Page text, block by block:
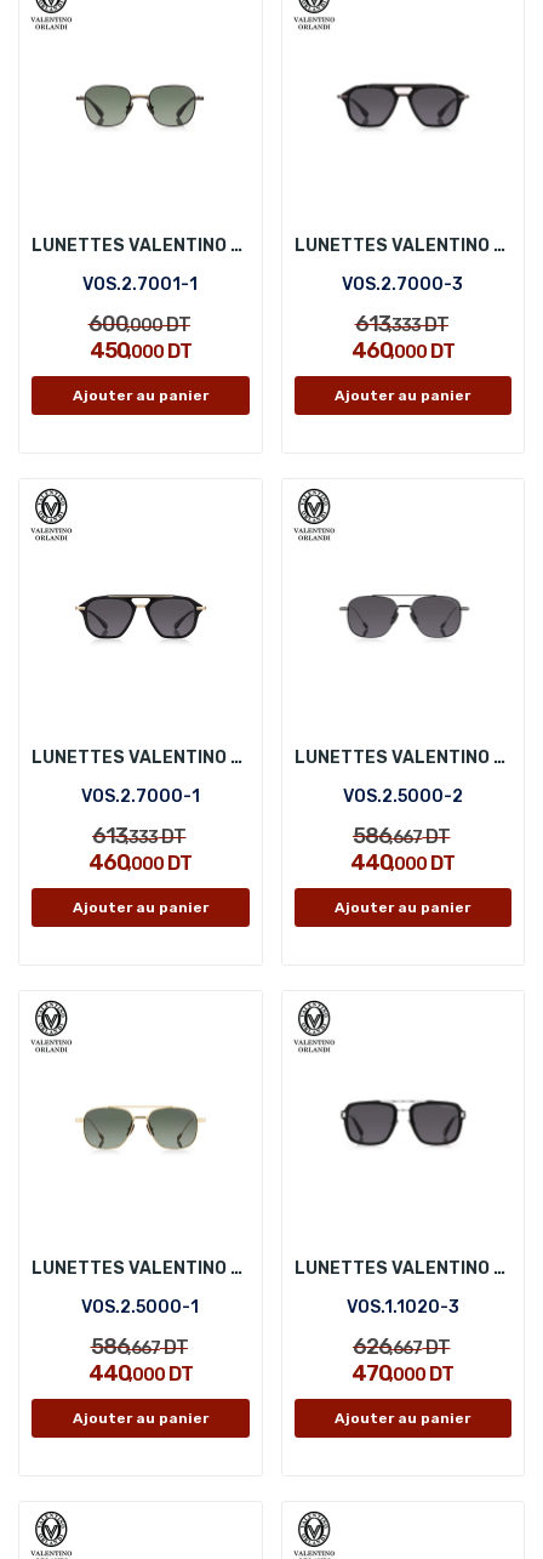
LUNETTES VALENTINO ORLANDI VOS.2.7001-1
VOS.2.7001-1
600,000DT
450,000DT
Ajouter au panier
LUNETTES VALENTINO ORLANDI VOS.2.7000-3
VOS.2.7000-3
613,333DT
460,000DT
Ajouter au panier
LUNETTES VALENTINO ORLANDI VOS.2.7000-1
VOS.2.7000-1
613,333DT
460,000 DT
Ajouter au panier
LUNETTES VALENTINO ORLANDI VOS.2.5000-2
VOS.2.5000-2
586,667DT
440,000 DT
Ajouter au panier
LUNETTES VALENTINO ORLANDI VOS.2.5000-1
VOS.2.5000-1
586,667DT
440,000DT
Ajouter au panier
LUNETTES VALENTINO ORLANDI VOS.1.1020-3
VOS.1.1020-3
626,667DT
470,000 DT
Ajouter au panier